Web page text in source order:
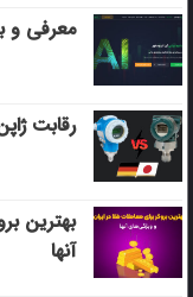
معرفی و
رقابت
بهترین
آنها